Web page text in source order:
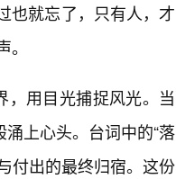
也就忘了，只有人，才
，用目光捕捉风光。当
上心头。台词中的“落
付出的最终归宿。这份